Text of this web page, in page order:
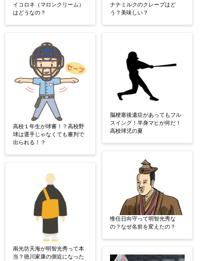
イコロネ（マロンクリーム）
はどうなの？
高校１年生が球審！？高校野
球は選手じゃなくても審判で
出られる！？
南光坊天海が明智光秀って本
当？徳川家康の側近になった
ナナミルクのクレープはど
う？美味しい？
脳梗塞後遺症があってもフル
スイング！半身マヒが何だ！
高校球児の夏
惟任日向守って明智光秀な
の？なぜ名前を変えたの？